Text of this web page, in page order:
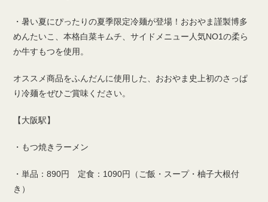
・暑い夏にぴったりの夏季限定冷麺が登場！おおやま謹製博多
めんたいこ、本格白菜キムチ、サイドメニュー人気NO1の柔ら
か牛すもつを使用。
オススメ商品をふんだんに使用した、おおやま史上初のさっぱ
り冷麺をぜひご賞味ください。
【大阪駅】
・もつ焼きラーメン
・単品：890円 定食：1090円（ご飯・スープ・柚子大根付
き）